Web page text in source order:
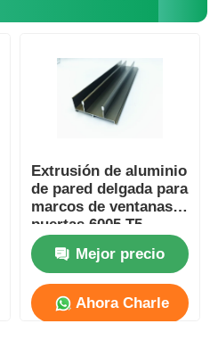
aluminio
aluminio
Extrusión de aluminio
de pared delgada para
marcos de ventanas y
puertas 6005 T5
Mejor precio
Ahora Charle